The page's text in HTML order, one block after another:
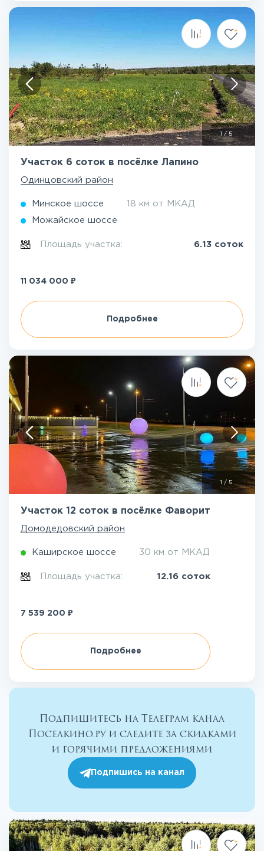
1 / 5
Участок 6 соток в посёлке Лапино
Одинцовский район
Минское шоссе 18 км от МКАД
Можайское шоссе
Площадь участка: 6.13 соток
11 034 000 ₽
Подробнее
/ 5
Участок 12 соток в посёлке Фаворит
Домодедовский район
Каширское шоссе 30 км от МКАД
Площадь участка: 12.16 соток
7 539 200 ₽
Подробнее
Подпишитесь на Телеграм канал
Поселкино.ру и следите за скидками
и горячими предложениями
Подпишись на канал